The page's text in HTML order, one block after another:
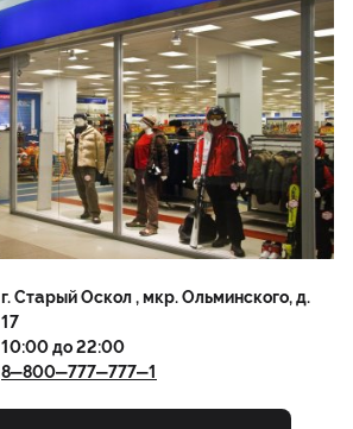
г.Старый Оскол, мкр. Ольминского, д.
17
10:00 до 22:00
8‒800‒777‒777‒1